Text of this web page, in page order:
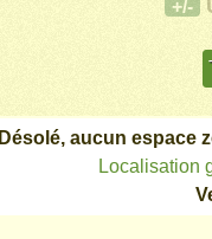
+/-
Désolé, aucun espace
Localisation